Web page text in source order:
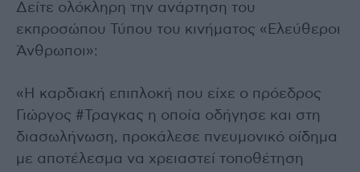
Δείτε ολόκληρη την ανάρτηση του
εκπροσώπου Τύπου του κινήματος «Ελεύθεροι
Άνθρωποι»:
«Η καρδιακή επιπλοκή που είχε ο πρόεδρος
Γιώργος #Τραγκας η οποία οδήγησε και στη
διασωλήνωση, προκάλεσε πνευμονικό οίδημα
με αποτέλεσμα να χρειαστεί τοποθέτηση